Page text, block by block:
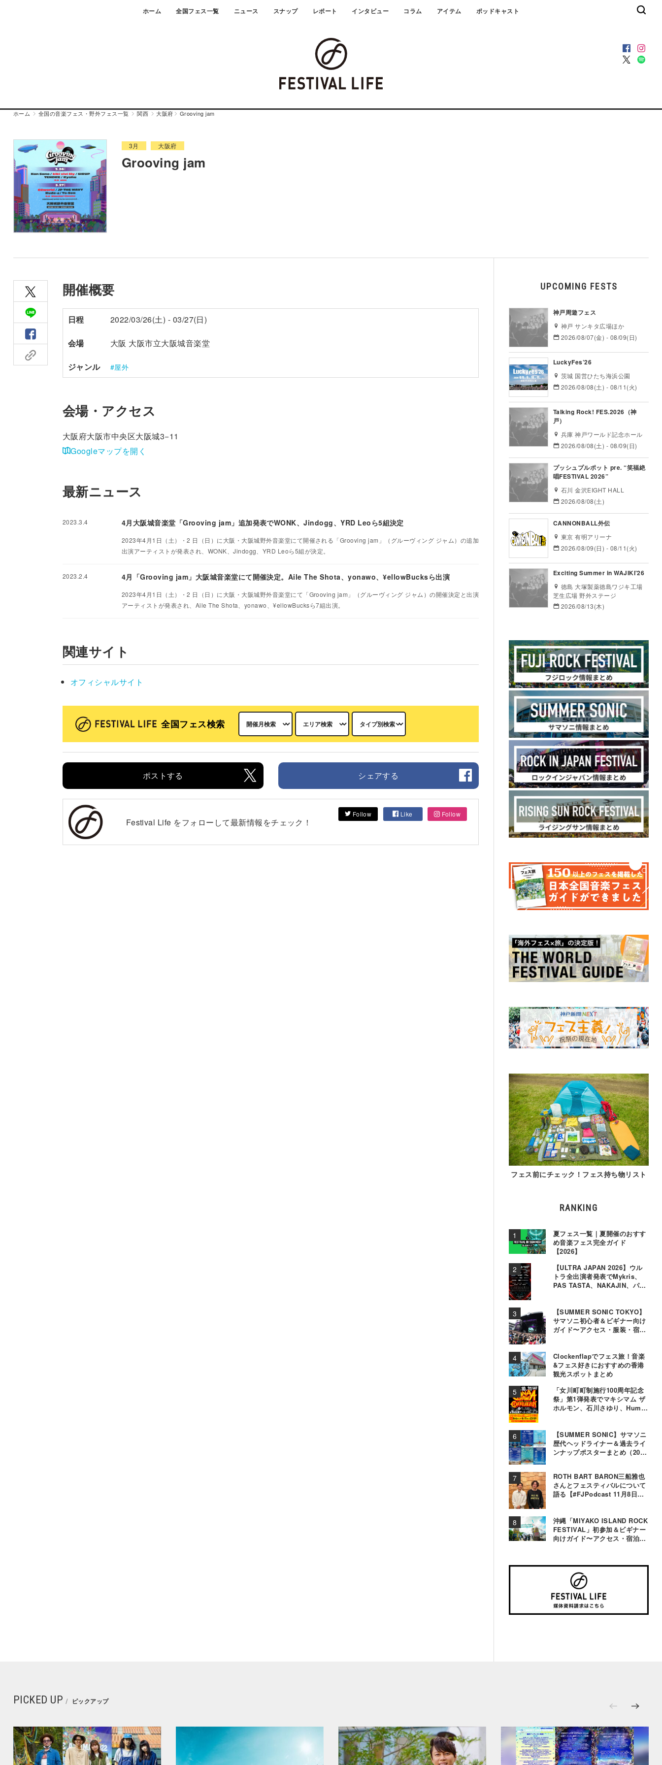
ホーム 全国フェス一覧 ニュース スナップ レポート インタビュー コラム アイテム ポッドキャスト
ホーム 全国の音楽フェス・野外フェス一覧 関西 大阪府 Grooving jam
3月 大阪府
Grooving jam
開催概要
日程 2022/03/26(土) - 03/27(日)
会場 大阪 大阪市立大阪城音楽堂
ジャンル 屋外
会場・アクセス
大阪府大阪市中央区大阪城3−11
Googleマップを開く
最新ニュース
2023.3.4 4月大阪城音楽堂「Grooving jam」追加発表でWONK、Jindogg、YRD Leoら5組決定
2023年4月1日（土）・2 日（日）に大阪・大阪城野外音楽堂にて開催される「Grooving jam」（グルーヴィング ジャム）の追加
出演アーティストが発表され、WONK、Jindogg、YRD Leoら5組が決定。
2023.2.4 4月「Grooving jam」大阪城音楽堂にて開催決定。Aile The Shota、yonawo、¥ellowBucksら出演
2023年4月1日（土）・2 日（日）に大阪・大阪城野外音楽堂にて「Grooving jam」（グルーヴィング ジャム）の開催決定と出演
アーティストが発表され、Aile The Shota、yonawo、¥ellowBucksら7組出演。
関連サイト
オフィシャルサイト
全国フェス検索
ポストする シェアする
Festival Life をフォローして最新情報をチェック！
Follow Like Follow
UPCOMING FESTS
神戸周遊フェス
神戸 サンキタ広場ほか
2026/08/07(金) - 08/09(日)
LuckyFes’26
茨城 国営ひたち海浜公園
2026/08/08(土) - 08/11(火)
Talking Rock! FES.2026（神
戸）
兵庫 神戸ワールド記念ホール
2026/08/08(土) - 08/09(日)
プッシュプルポット pre. “笑福絶
唱FESTIVAL 2026”
石川 金沢EIGHT HALL
2026/08/08(土)
CANNONBALL外伝
東京 有明アリーナ
2026/08/09(日) - 08/11(火)
Exciting Summer in WAJIKI’26
徳島 大塚製薬徳島ワジキ工場
芝生広場 野外ステージ
2026/08/13(木)
フェス前にチェック！フェス持ち物リスト
RANKING
夏フェス一覧｜夏開催のおすす
め音楽フェス完全ガイド
【2026】
【ULTRA JAPAN 2026】ウル
トラ全出演者発表でMykris、
PAS TASTA、NAKAJIN、パソ
【SUMMER SONIC TOKYO】
サマソニ初心者＆ビギナー向け
ガイド〜アクセス・服装・宿泊
Clockenflapでフェス旅！音楽
&フェス好きにおすすめの香港
観光スポットまとめ
「女川町町制施行100周年記念
祭」第1弾発表でマキシマム ザ
ホルモン、石川さゆり、Hump
【SUMMER SONIC】サマソニ
歴代ヘッドライナー＆過去ライ
ンナップポスターまとめ（2000
ROTH BART BARON三船雅也
さんとフェスティバルについて
語る【#FJPodcast 11月8日配
沖縄「MIYAKO ISLAND ROCK
FESTIVAL」初参加＆ビギナー
向けガイド〜アクセス・宿泊・
PICKED UP ピックアップ